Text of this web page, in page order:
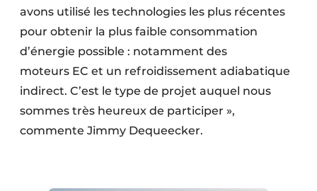
avons utilisé les technologies les plus récentes
pour obtenir la plus faible consommation
d’énergie possible : notamment des
moteurs EC et un refroidissement adiabatique
indirect. C’est le type de projet auquel nous
sommes très heureux de participer »,
commente Jimmy Dequeecker.